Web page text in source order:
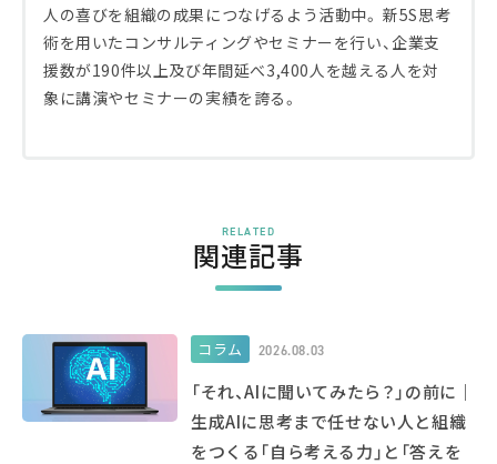
人の喜びを組織の成果につなげるよう活動中。 新5S思考
術を用いたコンサルティングやセミナーを行い、企業支
援数が190件以上及び年間延べ3,400人を越える人を対
象に講演やセミナーの実績を誇る。
RELATED
関連記事
コラム 2026.08.03
「それ、AIに聞いてみたら？」の前に｜
生成AIに思考まで任せない人と組織
をつくる「自ら考える力」と「答えを